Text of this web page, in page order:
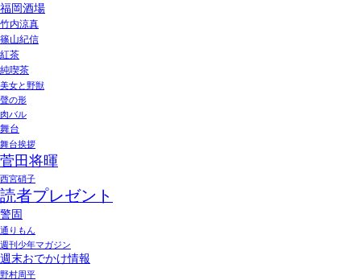
福岡酒場
竹内涼真
篠山紀信
紅茶
純喫茶
美女と野獣
聲の形
肉バル
舞台
舞台挨拶
菅田将暉
西宮硝子
読者プレゼント
警固
通りもん
週刊少年マガジン
週末おでかけ情報
野村周平